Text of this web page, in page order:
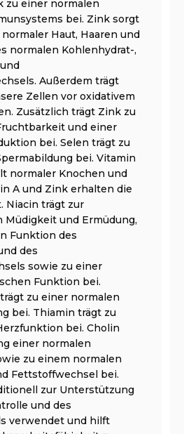
zu einer normalen
bei. Zink sorgt
Haut, Haaren und
normalen Kohlenhydrat-,
Außerdem trägt
Zellen vor oxidativem
Zusätzlich trägt Zink zu
und einer
bei. Selen trägt zu
bei. Vitamin
normaler Knochen und
A und Zink erhalten die
Niacin trägt zur
Müdigkeit und Ermüdung,
Funktion des
des
sowie zu einer
Funktion bei.
zu einer normalen
bei. Thiamin trägt zu
bei. Cholin
einer normalen
zu einem normalen
Fettstoffwechsel bei.
zur Unterstützung
und des
verwendet und hilft